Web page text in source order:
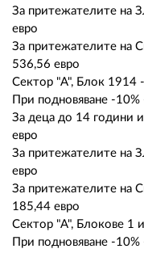
За притежателите на
евро
За притежателите на
536,56 евро
Сектор "А", Блок 1914
При подновяване -
За деца до 14 години
евро
За притежателите на
евро
За притежателите на
185,44 евро
Сектор "А", Блокове 1
При подновяване -